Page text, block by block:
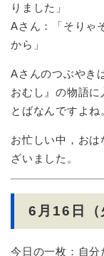
りました」
Aさん：「そりゃ
から」
Aさんのつぶやき
おむし』の物語に
とばなんですよね
お忙しい中，お
ざいました。
6月16日（
今日の一枚：自分